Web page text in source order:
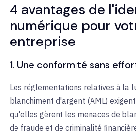
4 avantages de
numérique pour
entreprise
1. Une conformité sans
Les réglementations relatives à la
blanchiment d'argent (AML)
qu'elles gèrent les menaces de
de fraude et de criminalité